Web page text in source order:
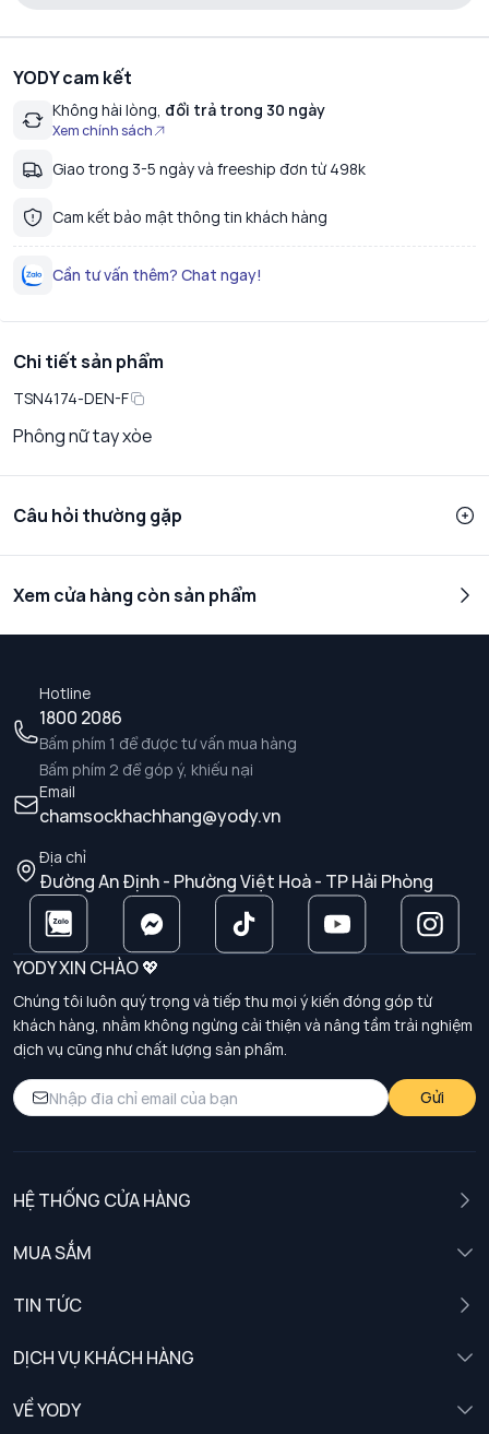
YODY cam kết
Không hài lòng, đổi trả trong 30 ngày
Xem chính sách
Giao trong 3-5 ngày và freeship đơn từ 498k
Cam kết bảo mật thông tin khách hàng
Cần tư vấn thêm? Chat ngay!
Chi tiết sản phẩm
TSN4174-DEN-F
Phông nữ tay xòe
Câu hỏi thường gặp
Xem cửa hàng còn sản phẩm
Hotline
1800 2086
Bấm phím 1 để được tư vấn mua hàng
Bấm phím 2 để góp ý, khiếu nại
Email
chamsockhachhang@yody.vn
Địa chỉ
Đường An Định - Phường Việt Hoà - TP Hải Phòng
YODY XIN CHÀO 💖
Chúng tôi luôn quý trọng và tiếp thu mọi ý kiến đóng góp từ
khách hàng, nhằm không ngừng cải thiện và nâng tầm trải nghiệm
dịch vụ cũng như chất lượng sản phẩm.
Gửi
HỆ THỐNG CỬA HÀNG
MUA SẮM
TIN TỨC
DỊCH VỤ KHÁCH HÀNG
Chính sách khách hàng thân thiết
VỀ YODY